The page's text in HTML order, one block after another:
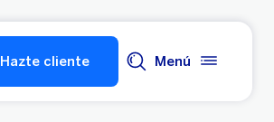
Hazte cliente Menú